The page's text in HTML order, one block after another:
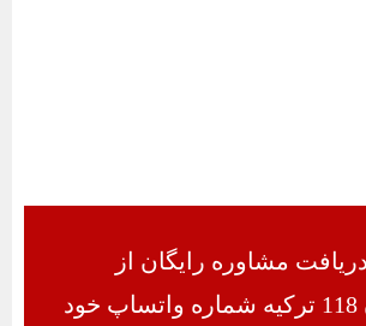
مشاوره رایگان از
کارشناسان 118 ترکیه شماره واتساپ خود